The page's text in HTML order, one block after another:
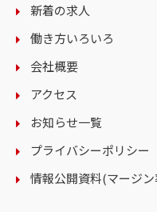
新着の求人
働き方いろいろ
会社概要
アクセス
お知らせ一覧
プライバシーポリシー
情報公開資料(マージン